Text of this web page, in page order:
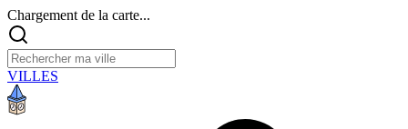
Chargement de la carte...
VILLES